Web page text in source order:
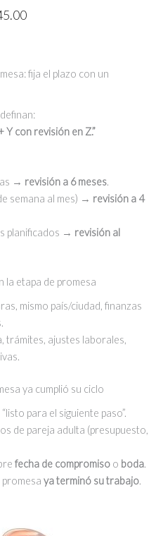
fija el plazo con un
Y con revisión en Z.”
→ revisión a 6 meses.
semana al mes) → revisión a 4
planificados → revisión al
la etapa de promesa
mismo país/ciudad, finanzas
trámites, ajustes laborales,
ya cumplió su ciclo
para el siguiente paso”.
de pareja adulta (presupuesto,
fecha de compromiso o boda.
promesa ya terminó su trabajo.